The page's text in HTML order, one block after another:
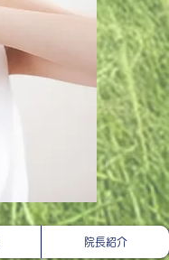
院長紹介